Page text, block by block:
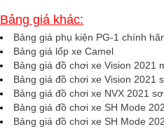
Bảng giá khác:
Bảng giá phụ kiện PG-1 chính
Bảng giá lốp xe Camel
Bảng giá đồ chơi xe Vision 2021
Bảng giá đồ chơi xe Vision 2021
Bảng giá đồ chơi xe NVX 2021
Bảng giá đồ chơi xe SH Mode
Bảng giá đồ chơi xe SH Mode